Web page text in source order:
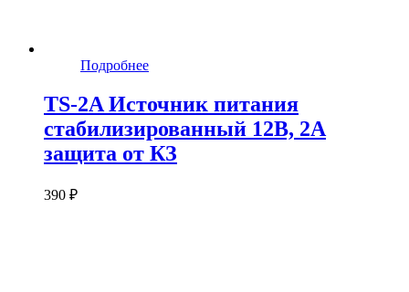
Подробнее
TS-2A Источник питания
стабилизированный 12В, 2А
защита от КЗ
390 ₽